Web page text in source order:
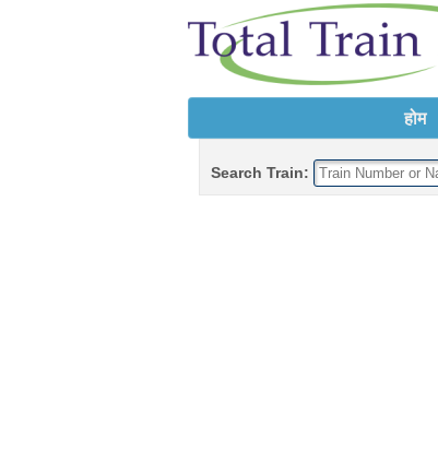
होम
Search Train: